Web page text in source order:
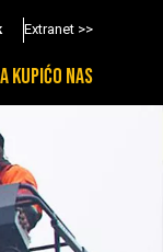
Extranet >>
KUPIĆO NAS